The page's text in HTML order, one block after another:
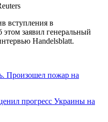
вступления в
заявил генеральный
Handelsblatt.
Произошел пожар на
прогресс Украины на